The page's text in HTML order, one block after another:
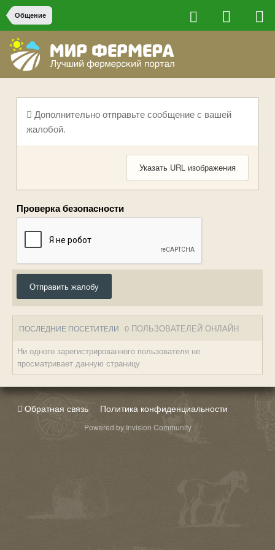
Общение
Дополнительно отправьте сообщение с вашей
жалобой.
Указать URL изображения
Проверка безопасности
Отправить жалобу
ПОСЛЕДНИЕ ПОСЕТИТЕЛИ 0 ПОЛЬЗОВАТЕЛЕЙ ОНЛАЙН
Ни одного зарегистрированного пользователя не
просматривает данную страницу
Обратная связь Политика конфиденциальности
Powered by Invision Community